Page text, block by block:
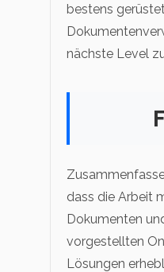
bestens
nächste Level
dass die Arbeit
Dokumenten
vorgestellten
Lösungen